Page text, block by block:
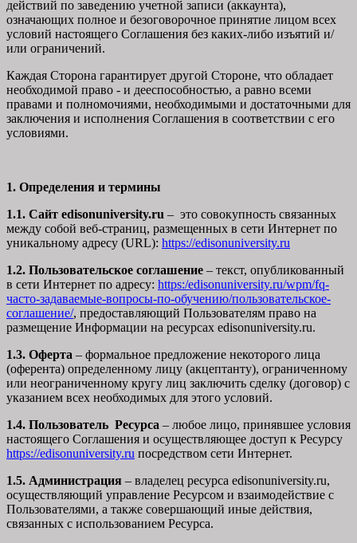
действий по заведению учетной записи (аккаунта),
означающих полное и безоговорочное принятие лицом всех
условий настоящего Соглашения без каких-либо изъятий и/
или ограничений.
Каждая Сторона гарантирует другой Стороне, что обладает
необходимой право - и дееспособностью, а равно всеми
правами и полномочиями, необходимыми и достаточными для
заключения и исполнения Соглашения в соответствии с его
условиями.
1. Определения и термины
1.1. Сайт edisonuniversity.ru – это совокупность связанных
между собой веб-страниц, размещенных в сети Интернет по
уникальному адресу (URL): https://edisonuniversity.ru
1.2. Пользовательское соглашение – текст, опубликованный
в сети Интернет по адресу: https:/edisonuniversity.ru/wpm/fq-
часто-задаваемые-вопросы-по-обучению/пользовательское-
соглашение/, предоставляющий Пользователям право на
размещение Информации на ресурсах edisonuniversity.ru.
1.3. Оферта – формальное предложение некоторого лица
(оферента) определенному лицу (акцептанту), ограниченному
или неограниченному кругу лиц заключить сделку (договор) с
указанием всех необходимых для этого условий.
1.4. Пользователь Ресурса – любое лицо, принявшее условия
настоящего Соглашения и осуществляющее доступ к Ресурсу
https://edisonuniversity.ru посредством сети Интернет.
1.5. Администрация – владелец ресурса edisonuniversity.ru,
осуществляющий управление Ресурсом и взаимодействие с
Пользователями, а также совершающий иные действия,
связанных с использованием Ресурса.